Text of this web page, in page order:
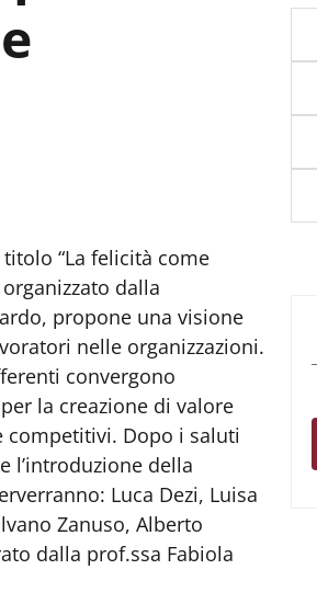
“La felicità come
dalla
propone una visione
nelle organizzazioni.
convergono
la creazione di valore
Dopo i saluti
l’introduzione della
Luca Dezi, Luisa
Zanuso, Alberto
dalla prof.ssa Fabiola